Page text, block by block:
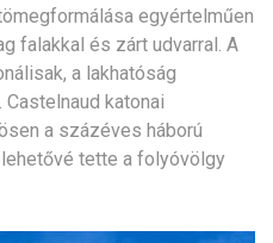
egyértelműen
falakkal és zárt udvarral. A
a lakhatóság
katonai
a százéves háború
tette a folyóvölgy